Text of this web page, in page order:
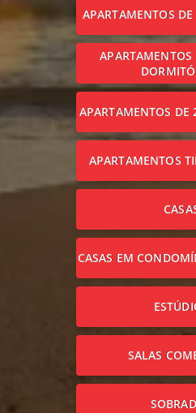
APARTAMENTOS
APARTAMENTOS DE
APARTAMENTOS
CASAS EM
SALAS